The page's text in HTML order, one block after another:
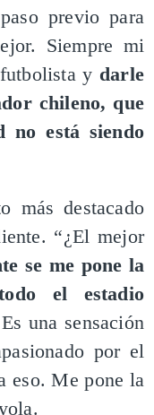
previo para
Siempre mi
y darle
chileno, que
no está siendo
más destacado
“¿El mejor
se me pone la
el estadio
una sensación
por el
eso. Me pone la